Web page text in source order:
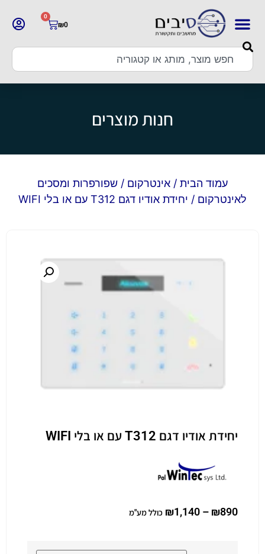
₪0
0
חנות מוצרים
עמוד הבית / אינטרקום / שפורפרות ומסכים
לאינטרקום / יחידת אודיו דגם T312 עם או בלי WIFI
יחידת אודיו דגם T312 עם או בלי WIFI
₪890
–
₪1,140 כולל מע"מ